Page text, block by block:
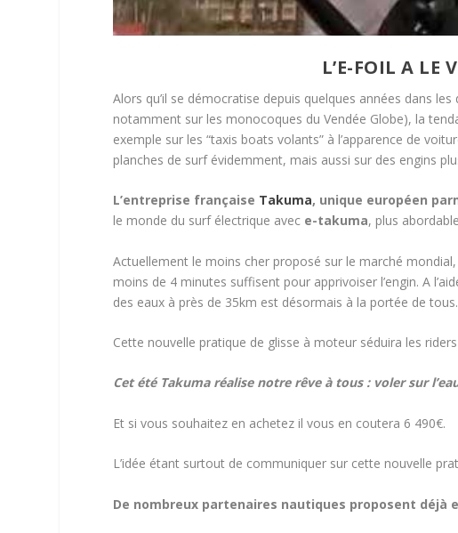
L’E-FOIL A LE
Alors qu’il se démocratise depuis quelques années dans
notamment sur les monocoques du Vendée Globe), la
exemple sur les “taxis boats volants” à l’apparence de
planches de surf évidemment, mais aussi sur des engins
L’entreprise française Takuma, unique européen
le monde du surf électrique avec e-takuma, plus
Actuellement le moins cher proposé sur le marché
moins de 4 minutes suffisent pour apprivoiser l’engin. A
des eaux à près de 35km est désormais à la portée de tous.
Cette nouvelle pratique de glisse à moteur séduira les
Cet été Takuma réalise notre rêve à tous : voler sur
Et si vous souhaitez en achetez il vous en coutera 6 490€.
L’idée étant surtout de communiquer sur cette nouvelle
De nombreux partenaires nautiques proposent déjà